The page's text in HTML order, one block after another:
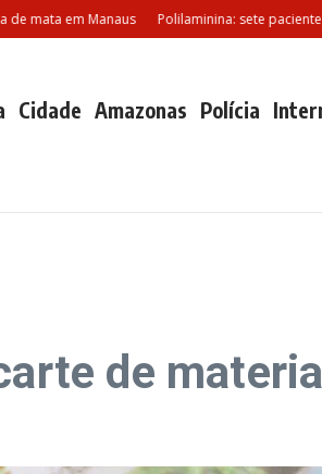
em Manaus Polilaminina: sete pacientes que
Cidade Amazonas Polícia
de